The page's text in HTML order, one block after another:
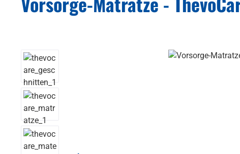
Bildergalerie überspringen